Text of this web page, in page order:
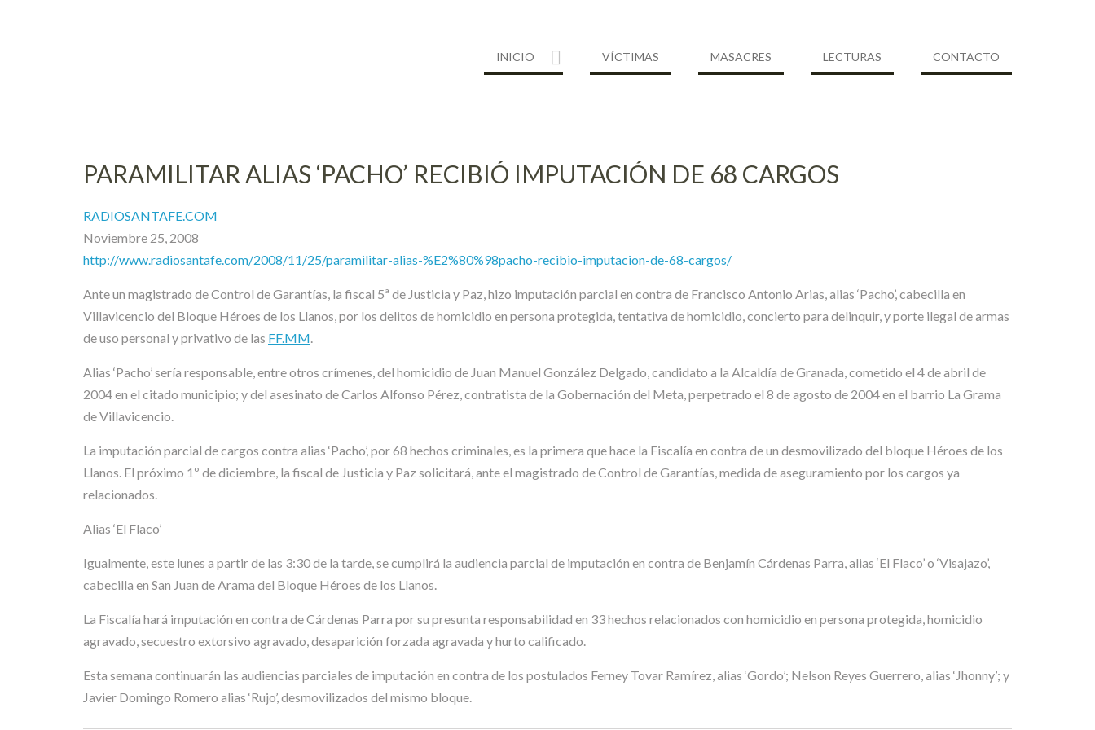
INICIO VÍCTIMAS MASACRES LECTURAS CONTACTO
PARAMILITAR ALIAS ‘PACHO’ RECIBIÓ IMPUTACIÓN DE 68 CARGOS
RADIOSANTAFE.COM
Noviembre 25, 2008
http://www.radiosantafe.com/2008/11/25/paramilitar-alias-%E2%80%98pacho-recibio-imputacion-de-68-cargos/
Ante un magistrado de Control de Garantías, la fiscal 5ª de Justicia y Paz, hizo imputación parcial en contra de Francisco Antonio Arias, alias ‘Pacho’, cabecilla en
Villavicencio del Bloque Héroes de los Llanos, por los delitos de homicidio en persona protegida, tentativa de homicidio, concierto para delinquir, y porte ilegal de armas
de uso personal y privativo de las FF.MM.
Alias ‘Pacho’ sería responsable, entre otros crímenes, del homicidio de Juan Manuel González Delgado, candidato a la Alcaldía de Granada, cometido el 4 de abril de
2004 en el citado municipio; y del asesinato de Carlos Alfonso Pérez, contratista de la Gobernación del Meta, perpetrado el 8 de agosto de 2004 en el barrio La Grama
de Villavicencio.
La imputación parcial de cargos contra alias ‘Pacho’, por 68 hechos criminales, es la primera que hace la Fiscalía en contra de un desmovilizado del bloque Héroes de los
Llanos. El próximo 1º de diciembre, la fiscal de Justicia y Paz solicitará, ante el magistrado de Control de Garantías, medida de aseguramiento por los cargos ya
relacionados.
Alias ‘El Flaco’
Igualmente, este lunes a partir de las 3:30 de la tarde, se cumplirá la audiencia parcial de imputación en contra de Benjamín Cárdenas Parra, alias ‘El Flaco’ o ‘Visajazo’,
cabecilla en San Juan de Arama del Bloque Héroes de los Llanos.
La Fiscalía hará imputación en contra de Cárdenas Parra por su presunta responsabilidad en 33 hechos relacionados con homicidio en persona protegida, homicidio
agravado, secuestro extorsivo agravado, desaparición forzada agravada y hurto calificado.
Esta semana continuarán las audiencias parciales de imputación en contra de los postulados Ferney Tovar Ramírez, alias ‘Gordo’; Nelson Reyes Guerrero, alias ‘Jhonny’; y
Javier Domingo Romero alias ‘Rujo’, desmovilizados del mismo bloque.